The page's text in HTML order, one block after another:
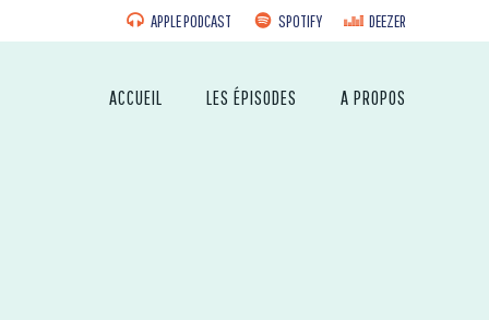
APPLE PODCAST SPOTIFY DEEZER
ACCUEIL LES ÉPISODES A PROPOS